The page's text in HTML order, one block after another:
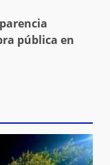
pública en